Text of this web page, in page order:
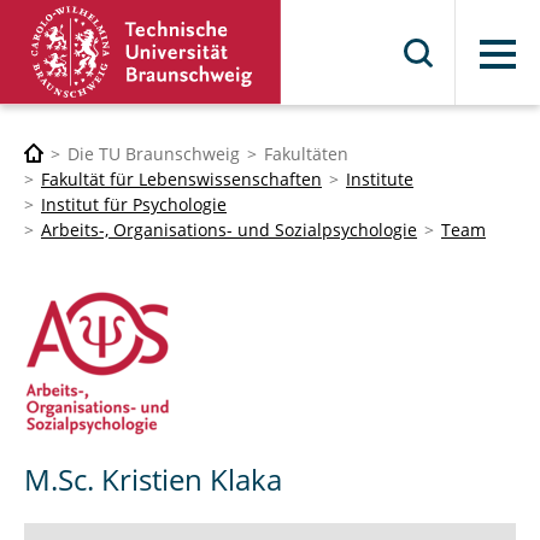
Menü
Die TU Braunschweig
Fakultäten
Fakultät für Lebenswissenschaften
Institute
Institut für Psychologie
Arbeits-, Organisations- und Sozialpsychologie
Team
M.Sc. Kristien Klaka